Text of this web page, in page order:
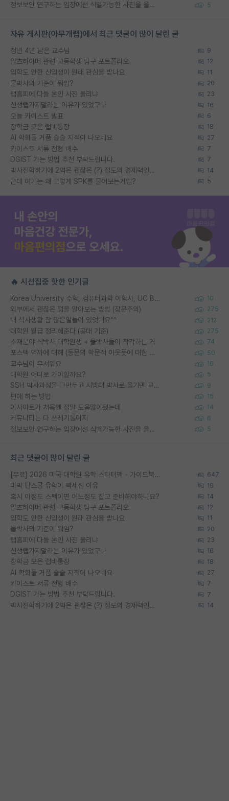
정보보안 연구하는 입장에선 식별가능한 사진을 올리는건 비추이긴함 5
자유 게시판(아무개랩)에서 최근 댓글이 많이 달린 글
정년 4년 남은 교수님 9
알츠하이머 관련 고등학생 탐구 포트폴리오 12
입학도 안한 신입생이 원래 관심을 받나요 11
물박사의 기준이 뭐임? 20
랩홈피에 다들 본인 사진 올리냐 23
신생랩가지말라는 이유가 있었구나 16
오늘 카이스트 발표 6
장학금 모은 랩비통장 18
AI 학회들 거품 슬슬 지적이 나오네요 27
카이스트 서류 전형 배수 7
DGIST 가는 방법 추천 부탁드립니다. 7
박사진학하기에 2억은 괜찮은 (?) 정도의 경제력인가요 14
근데 여기는 왜 그렇게 SPK를 물어보는거임? 5
🔥 시선집중 핫한 인기글
Korea University 수학, 컴퓨터과학 이학사, UC Berkeley 산업공학 대학원 공학박사가 되는 것은 쉽지 않겠죠? 10
외부에서 괜찮은 랩을 알아보는 방법 (장문주의) 275
내 석사생활 참 많은일들이 있엇네요^^ 212
대학원 월급 정리해준다 (공대 기준) 275
소재분야 석박사 대학원생 + 물박사들이 착각하는 거 74
포스텍 억까에 대해 (동문의 학문적 아웃풋에 대한 반박) 50
교수님이 무서워요 16
대학원 어디로 가야할까요? 5
SSH 박사과정을 그만두고 지방대 박사로 옮기면 교수의 꿈은 끝일까요? 9
편애 하는 방법 15
이사이트가 처음엔 정말 도움많이됐는데 14
커뮤니티는 다 쓰레기통이지 6
정보보안 연구하는 입장에선 식별가능한 사진을 올리는건 비추이긴함 5
최근 댓글이 많이 달린 글
[무료] 2026 미국 대학원 유학 스타터팩 - 가이드북 & 합격자 컨택메일 템플릿 647
미박 탑스쿨 유학이 빡세진 이유 19
혹시 이정도 스펙이면 어느정도 잡고 준비해야하나요? 14
알츠하이머 관련 고등학생 탐구 포트폴리오 12
입학도 안한 신입생이 원래 관심을 받나요 11
물박사의 기준이 뭐임? 20
랩홈피에 다들 본인 사진 올리냐 23
신생랩가지말라는 이유가 있었구나 16
장학금 모은 랩비통장 18
AI 학회들 거품 슬슬 지적이 나오네요 27
카이스트 서류 전형 배수 7
DGIST 가는 방법 추천 부탁드립니다. 7
박사진학하기에 2억은 괜찮은 (?) 정도의 경제력인가요 14